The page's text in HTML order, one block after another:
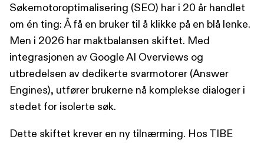
Søkemotoroptimalisering (SEO) har i 20 år handlet
om én ting: Å få en bruker til å klikke på en blå lenke.
Men i 2026 har maktbalansen skiftet. Med
integrasjonen av Google AI Overviews og
utbredelsen av dedikerte svarmotorer (Answer
Engines), utfører brukerne nå komplekse dialoger i
stedet for isolerte søk.
Dette skiftet krever en ny tilnærming. Hos TIBE